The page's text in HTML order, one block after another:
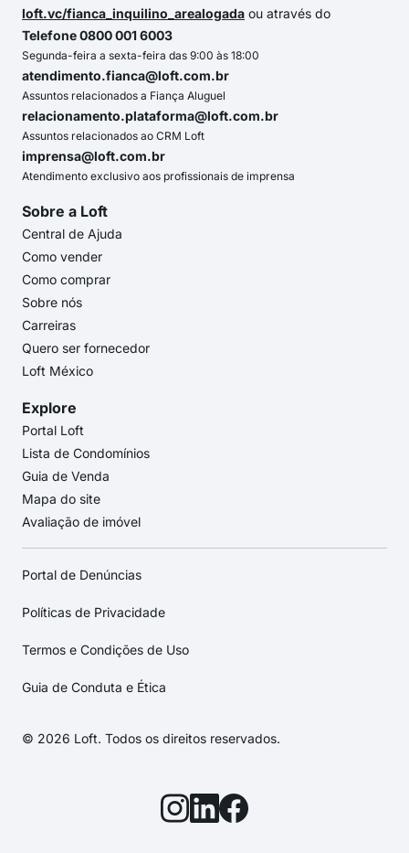
loft.vc/fianca_inquilino_arealogada ou através do
Telefone 0800 001 6003
Segunda-feira a sexta-feira das 9:00 às 18:00
atendimento.fianca@loft.com.br
Assuntos relacionados a Fiança Aluguel
relacionamento.plataforma@loft.com.br
Assuntos relacionados ao CRM Loft
imprensa@loft.com.br
Atendimento exclusivo aos profissionais de imprensa
Sobre a Loft
Central de Ajuda
Como vender
Como comprar
Sobre nós
Carreiras
Quero ser fornecedor
Loft México
Explore
Portal Loft
Lista de Condomínios
Guia de Venda
Mapa do site
Avaliação de imóvel
Portal de Denúncias
Políticas de Privacidade
Termos e Condições de Uso
Guia de Conduta e Ética
© 2026 Loft. Todos os direitos reservados.